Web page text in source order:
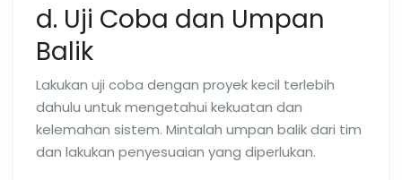
d. Uji Coba dan Umpan
Balik
Lakukan uji coba dengan proyek kecil terlebih
dahulu untuk mengetahui kekuatan dan
kelemahan sistem. Mintalah umpan balik dari tim
dan lakukan penyesuaian yang diperlukan.